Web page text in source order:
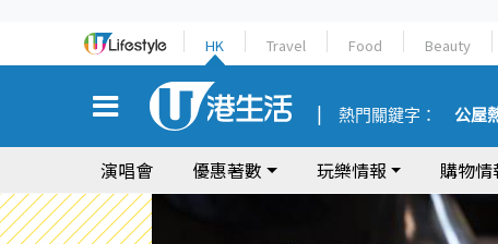
HK Travel Food Beauty
熱門關鍵字： 公屋
演唱會 優惠著數 玩樂情報 購物情